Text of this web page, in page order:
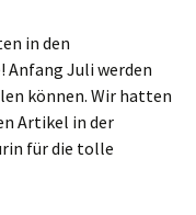
in den
Anfang Juli werden
können. Wir hatten
Artikel in der
für die tolle